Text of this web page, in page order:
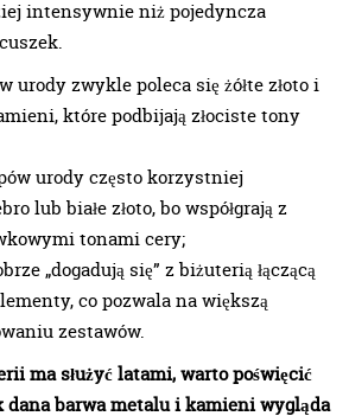
intensywnie niż pojedyncza
urody zwykle poleca się żółte złoto i
które podbijają złociste tony
urody często korzystniej
lub białe złoto, bo współgrają z
tonami cery;
„dogadują się” z biżuterią łączącą
co pozwala na większą
zestawów.
ma służyć latami, warto poświęcić
dana barwa metalu i kamieni wygląda